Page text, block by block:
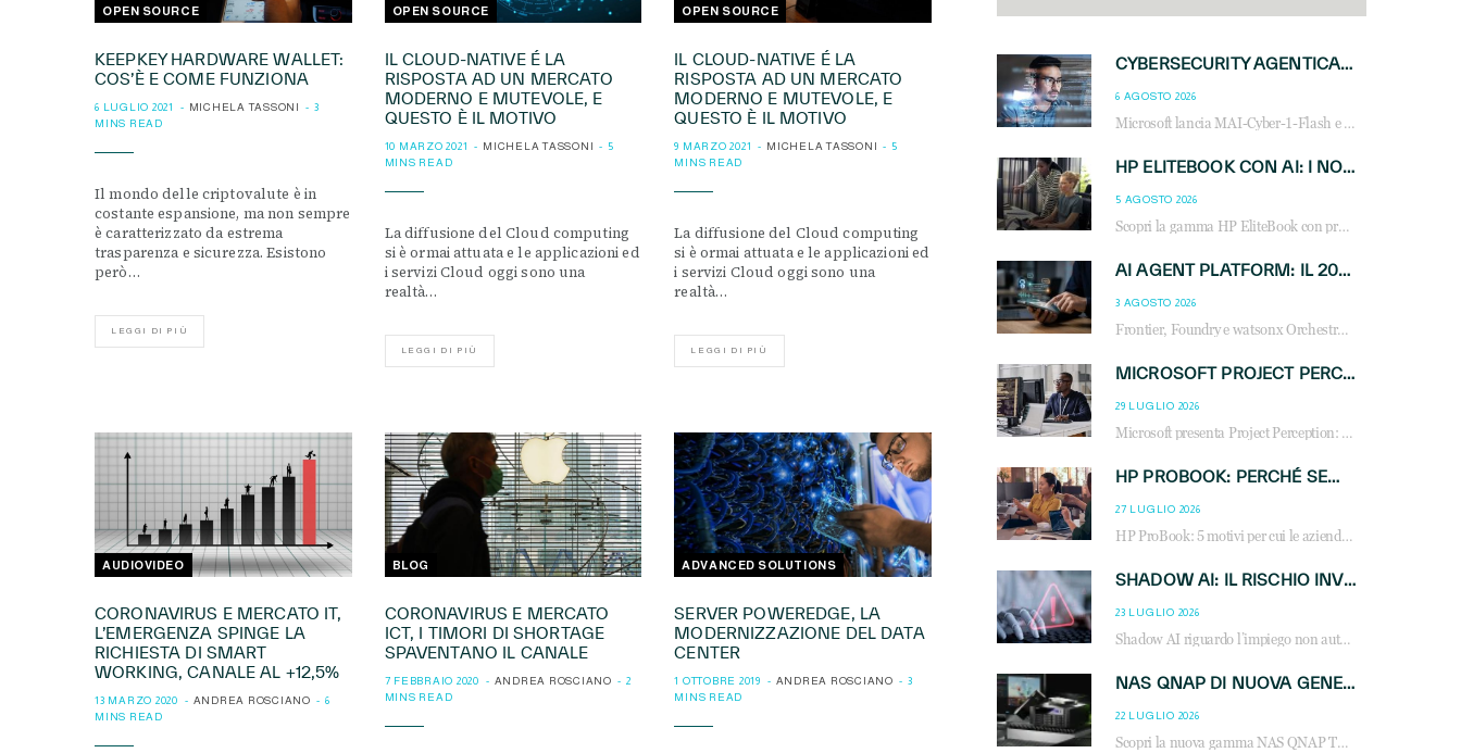
OPEN SOURCE
KEEPKEY HARDWARE WALLET:
COS’È E COME FUNZIONA
6 LUGLIO 2021 MICHELA TASSONI
3
MINS READ
Il mondo delle criptovalute è in
costante espansione, ma non sempre
è caratterizzato da estrema
trasparenza e sicurezza. Esistono
però…
LEGGI DI PIÙ
OPEN SOURCE
IL CLOUD-NATIVE É LA
RISPOSTA AD UN MERCATO
MODERNO E MUTEVOLE, E
QUESTO È IL MOTIVO
10 MARZO 2021 MICHELA TASSONI
5
MINS READ
La diffusione del Cloud computing
si è ormai attuata e le applicazioni ed
i servizi Cloud oggi sono una
realtà…
LEGGI DI PIÙ
OPEN SOURCE
IL CLOUD-NATIVE É LA
RISPOSTA AD UN MERCATO
MODERNO E MUTEVOLE, E
QUESTO È IL MOTIVO
9 MARZO 2021 MICHELA TASSONI
5
MINS READ
La diffusione del Cloud computing
si è ormai attuata e le applicazioni ed
i servizi Cloud oggi sono una
realtà…
LEGGI DI PIÙ
AUDIOVIDEO
CORONAVIRUS E MERCATO IT,
L’EMERGENZA SPINGE LA
RICHIESTA DI SMART
WORKING, CANALE AL +12,5%
13 MARZO 2020 ANDREA ROSCIANO
6
MINS READ
BLOG
CORONAVIRUS E MERCATO
ICT, I TIMORI DI SHORTAGE
SPAVENTANO IL CANALE
7 FEBBRAIO 2020 ANDREA ROSCIANO
2
MINS READ
ADVANCED SOLUTIONS
SERVER POWEREDGE, LA
MODERNIZZAZIONE DEL DATA
CENTER
1 OTTOBRE 2019 ANDREA ROSCIANO
3
MINS READ
CYBERSECURITY AGENTICA: CON PERCEPTION E MAI-CYBER-1-FLASH MICROSOFT APRE NUOVI SERVIZI PER IL CANALE
6 AGOSTO 2026
Microsoft lancia MAI-Cyber-1-Flash e Perception: cybersecurity agentica in preview dal 3 novembre. Cosa cambia per MSP, system integrator e reseller.
HP ELITEBOOK CON AI: I NOTEBOOK BUSINESS INTELLIGENTI CHE TRASFORMANO PRODUTTIVITÀ, SICUREZZA E LAVORO IBRIDO
5 AGOSTO 2026
Scopri la gamma HP EliteBook con processori Intel® Core™ Ultra e AMD Ryzen™ AI. Notebook business progettati per aumentare la produttività, migliorare la collaborazione e garantire sicurezza avanzata in ufficio e in mobilità.
AI AGENT PLATFORM: IL 2026 È L’ANNO DEL «SISTEMA OPERATIVO» PER GLI AGENTI AZIENDALI
3 AGOSTO 2026
Frontier, Foundry e watsonx Orchestrate: la guerra delle piattaforme AI agent ridisegna il mercato IT. Cosa cambia per reseller, MSP e system integrator.
MICROSOFT PROJECT PERCEPTION: COME GLI AGENTI AI CAMBIERANNO SOC, CYBERSECURITY E SERVIZI MSP
29 LUGLIO 2026
Microsoft presenta Project Perception: scopri come gli agenti AI possono trasformare cybersecurity, SOC e servizi gestiti degli MSP.
HP PROBOOK: PERCHÉ SEMPRE PIÙ AZIENDE SCELGONO NOTEBOOK PROGETTATI PER IL LAVORO MODERNO
27 LUGLIO 2026
HP ProBook: 5 motivi per cui le aziende scelgono i notebook business HP per migliorare produttività, sicurezza e gestione dell’AI.
SHADOW AI: IL RISCHIO INVISIBILE CHE LE AZIENDE POSSONO GOVERNARE
23 LUGLIO 2026
Shadow AI riguardo l’impiego non autorizzato di sistemi AI all’interno dell’azienda. E’ una pratica che si diffonde a partire dai dipendenti fino ai dirigenti e mette a repentaglio la cybersecurity, con costi più elevati per le organizzazioni. Due recenti report illustrano il fenomeno e forniscono dati in merito
NAS QNAP DI NUOVA GENERAZIONE: PIÙ PRESTAZIONI, SCALABILITÀ E PROTEZIONE DEI DATI PER LE INFRASTRUTTURE IT MODERNE
22 LUGLIO 2026
Scopri la nuova gamma NAS QNAP TS-h1465U-RP, TS-h1065eU e TS-h665U: storage aziendale con ZFS, DDR5, E1.S NVMe e connettività 2.5GbE per backup, virtualizzazione e cybersecurity.